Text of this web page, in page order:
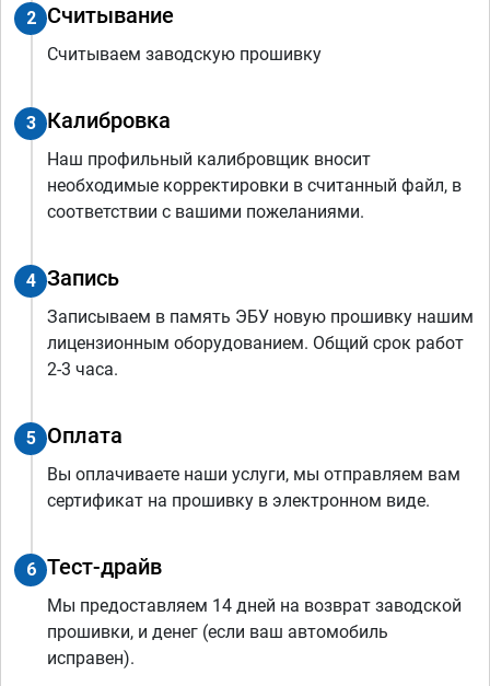
2 Считывание
Считываем заводскую прошивку
3 Калибровка
Наш профильный калибровщик вносит
необходимые корректировки в считанный файл, в
соответствии с вашими пожеланиями.
4 Запись
Записываем в память ЭБУ новую прошивку нашим
лицензионным оборудованием. Общий срок работ
2-3 часа.
5 Оплата
Вы оплачиваете наши услуги, мы отправляем вам
сертификат на прошивку в электронном виде.
6 Тест-драйв
Мы предоставляем 14 дней на возврат заводской
прошивки, и денег (если ваш автомобиль
исправен).